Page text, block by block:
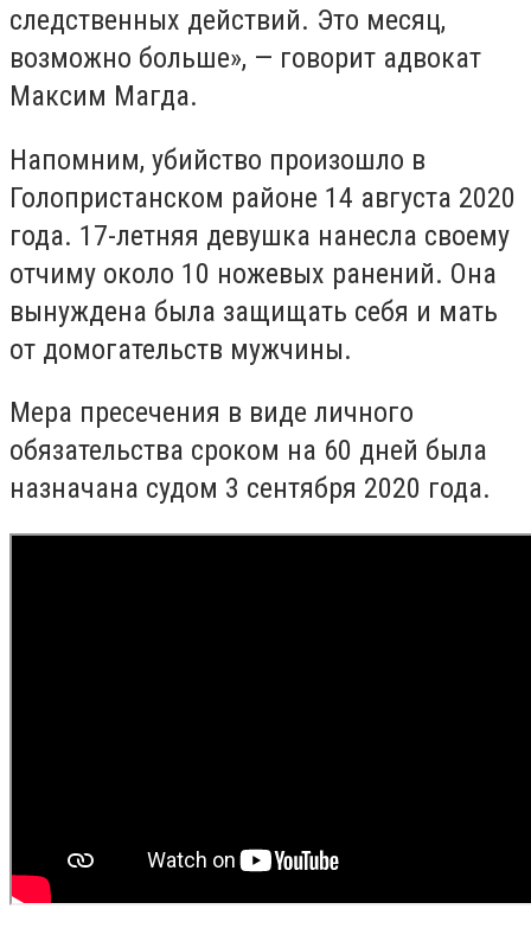
следственных действий. Это месяц,
возможно больше», — говорит адвокат
Максим Магда.
Напомним, убийство произошло в
Голопристанском районе 14 августа 2020
года. 17-летняя девушка нанесла своему
отчиму около 10 ножевых ранений. Она
вынуждена была защищать себя и мать
от домогательств мужчины.
Мера пресечения в виде личного
обязательства сроком на 60 дней была
назначана судом 3 сентября 2020 года.